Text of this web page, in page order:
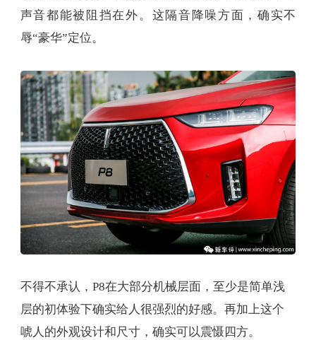
声音都能被阻挡在外。这隔音降噪方面，确实不
辱“豪华”定位。
不得不承认，P8在大部分机械层面，至少是简单浅
层的初体验下确实给人很强烈的好感。再加上这个
唬人的外观设计和尺寸，确实可以震慑四方。